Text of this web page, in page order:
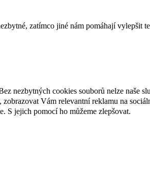
zatímco jiné nám pomáhají vylepšit
nezbytných cookies souborů nelze naše
Vám relevantní reklamu na
S jejich pomocí ho můžeme zlepšovat.